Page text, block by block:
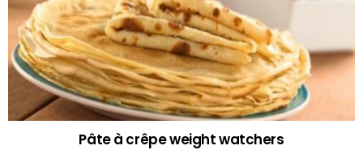
Pâte à crêpe weight watchers